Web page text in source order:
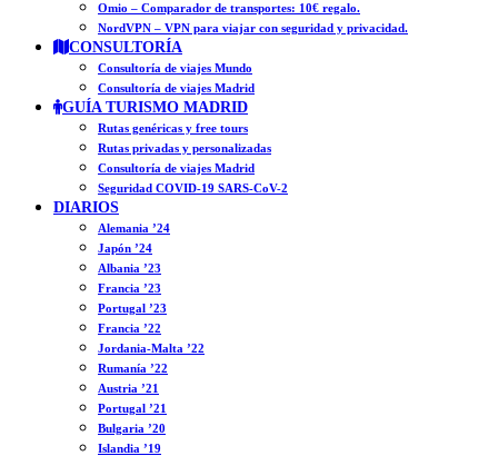
Omio – Comparador de transportes: 10€ regalo.
NordVPN – VPN para viajar con seguridad y privacidad.
CONSULTORÍA
Consultoría de viajes Mundo
Consultoría de viajes Madrid
GUÍA TURISMO MADRID
Rutas genéricas y free tours
Rutas privadas y personalizadas
Consultoría de viajes Madrid
Seguridad COVID-19 SARS-CoV-2
DIARIOS
Alemania ’24
Japón ’24
Albania ’23
Francia ’23
Portugal ’23
Francia ’22
Jordania-Malta ’22
Rumanía ’22
Austria ’21
Portugal ’21
Bulgaria ’20
Islandia ’19